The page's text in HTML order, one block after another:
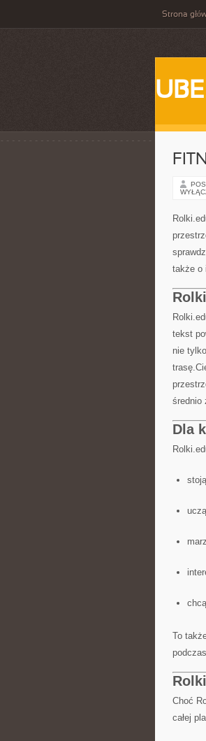
Strona
także o
tekst
nie
średnio
Dla
To
Choć
całej